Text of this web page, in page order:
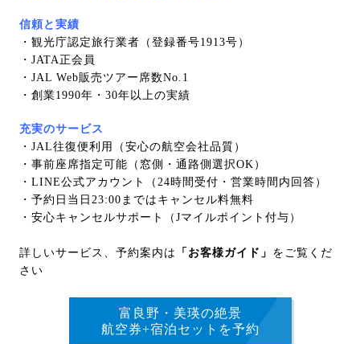
信頼と実績
・観光庁認定旅行業者（登録番号1913号）
・JATA正会員
・JAL Web販売ツアー席数No.1
・創業1990年・30年以上の実績
充実のサービス
・JAL往復便利用（安心の航空会社品質）
・事前座席指定可能（窓側・通路側選択OK）
・LINE公式アカウント（24時間受付・営業時間内回答）
・予約日当日23:00まではキャンセル料無料
・安心キャンセルサポート（Jマイルポイント付与）
詳しいサービス、予約案内は 「お客様ガイド」 をご覧くだ
さい
富良野・美瑛の絶景
航空券+宿泊セットを予約